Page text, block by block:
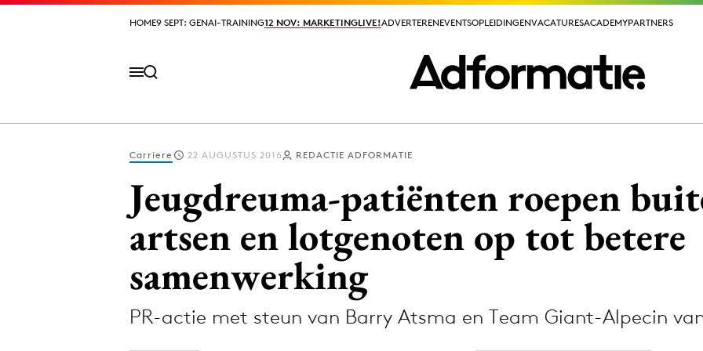
HOME9 SEPT: GENAI-TRAINING12 NOV: MARKETINGLIVE!ADVERTERENEVENTSOPLEIDINGENVACATURESACADEMYPARTNERS
HOME9 SEPT: GENAI-TRAINING12 NOV: MARKETINGLIVE!ADVERTERENEVENTSOPLEIDINGENVACATURESACADEMYPARTNERS
Design
Digital transformation
Diversiteit
PR
Carriere 22 AUGUSTUS 2016 REDACTIE ADFORMATIE
Jeugdreuma-patiënten roepen
artsen en lotgenoten op tot betere
samenwerking
PR-actie met steun van Barry Atsma en Team Giant-Alpecin